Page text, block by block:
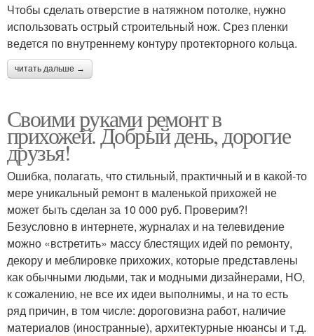
Чтобы сделать отверстие в натяжном потолке, нужно
использовать острый строительный нож. Срез пленки
ведется по внутреннему контуру протекторного кольца.
читать дальше →
Своими руками ремонт в
прихожей. Добрый день, дорогие
друзья!
Ошибка, полагать, что стильный, практичный и в какой-то
мере уникальный ремонт в маленькой прихожей не
может быть сделан за 10 000 руб. Проверим?!
Безусловно в интернете, журналах и на телевидение
можно «встретить» массу блестящих идей по ремонту,
декору и меблировке прихожих, которые представлены
как обычными людьми, так и модными дизайнерами, НО,
к сожалению, не все их идеи выполнимы, и на то есть
ряд причин, в том числе: дороговизна работ, наличие
материалов (иностранные), архитектурные нюансы и т.д.